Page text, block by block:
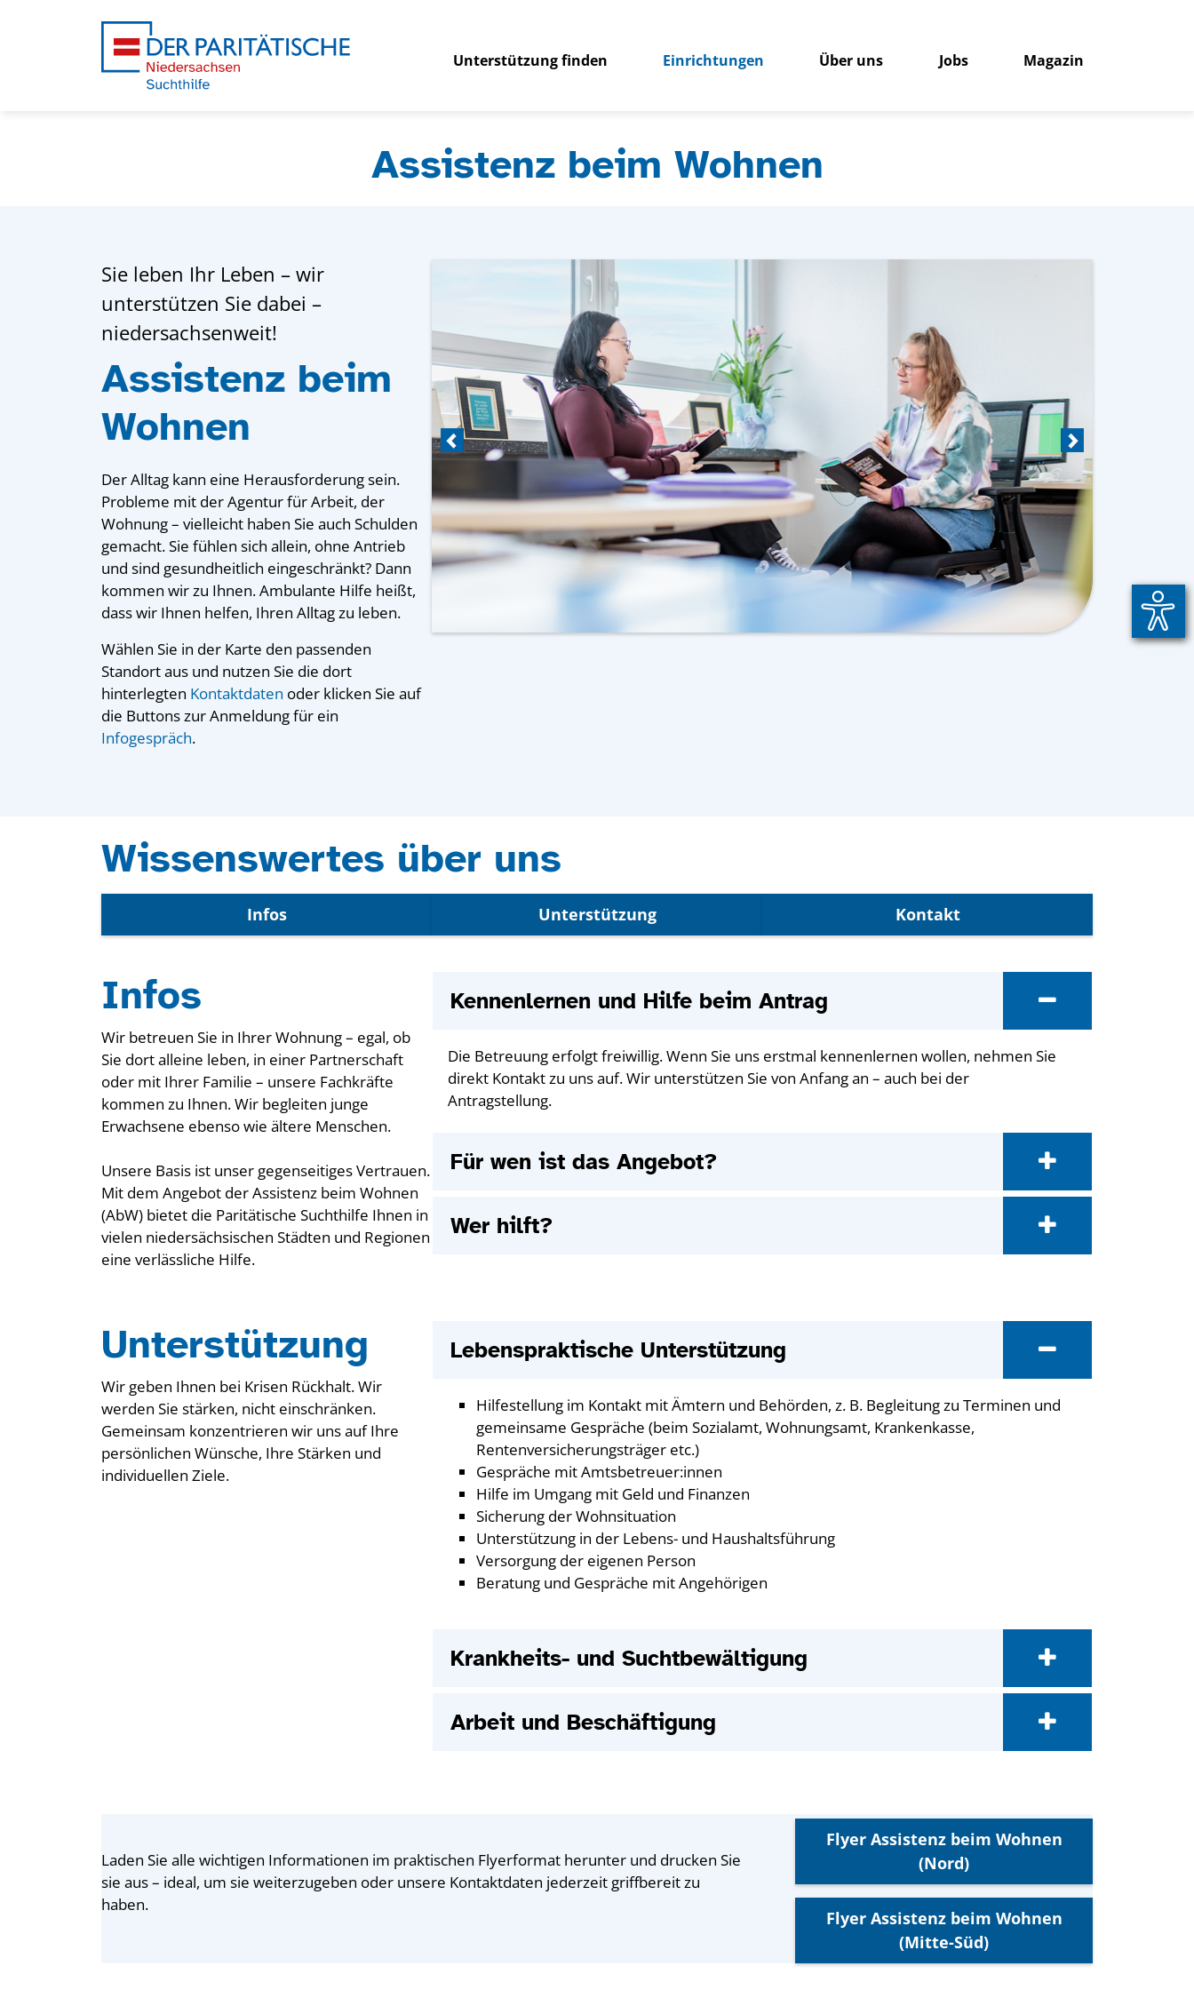
Unterstützung finden Einrichtungen Über uns Jobs Magazin
Assistenz beim Wohnen
Sie leben Ihr Leben – wir
unterstützen Sie dabei –
niedersachsenweit!
Assistenz beim
Wohnen
Der Alltag kann eine Herausforderung sein.
Probleme mit der Agentur für Arbeit, der
Wohnung – vielleicht haben Sie auch Schulden
gemacht. Sie fühlen sich allein, ohne Antrieb
und sind gesundheitlich eingeschränkt? Dann
kommen wir zu Ihnen. Ambulante Hilfe heißt,
dass wir Ihnen helfen, Ihren Alltag zu leben.
Wählen Sie in der Karte den passenden
Standort aus und nutzen Sie die dort
hinterlegten Kontaktdaten oder klicken Sie auf
die Buttons zur Anmeldung für ein
Infogespräch.
Wissenswertes über uns
Infos Unterstützung Kontakt
Infos
Wir betreuen Sie in Ihrer Wohnung – egal, ob
Sie dort alleine leben, in einer Partnerschaft
oder mit Ihrer Familie – unsere Fachkräfte
kommen zu Ihnen. Wir begleiten junge
Erwachsene ebenso wie ältere Menschen.
Unsere Basis ist unser gegenseitiges Vertrauen.
Mit dem Angebot der Assistenz beim Wohnen
(AbW) bietet die Paritätische Suchthilfe Ihnen in
vielen niedersächsischen Städten und Regionen
eine verlässliche Hilfe.
Kennenlernen und Hilfe beim Antrag
Die Betreuung erfolgt freiwillig. Wenn Sie uns erstmal kennenlernen wollen, nehmen Sie
direkt Kontakt zu uns auf. Wir unterstützen Sie von Anfang an – auch bei der
Antragstellung.
Für wen ist das Angebot?
Wer hilft?
Unterstützung
Wir geben Ihnen bei Krisen Rückhalt. Wir
werden Sie stärken, nicht einschränken.
Gemeinsam konzentrieren wir uns auf Ihre
persönlichen Wünsche, Ihre Stärken und
individuellen Ziele.
Lebenspraktische Unterstützung
Hilfestellung im Kontakt mit Ämtern und Behörden, z. B. Begleitung zu Terminen und
gemeinsame Gespräche (beim Sozialamt, Wohnungsamt, Krankenkasse,
Rentenversicherungsträger etc.)
Gespräche mit Amtsbetreuer:innen
Hilfe im Umgang mit Geld und Finanzen
Sicherung der Wohnsituation
Unterstützung in der Lebens- und Haushaltsführung
Versorgung der eigenen Person
Beratung und Gespräche mit Angehörigen
Krankheits- und Suchtbewältigung
Arbeit und Beschäftigung
Laden Sie alle wichtigen Informationen im praktischen Flyerformat herunter und drucken Sie
sie aus – ideal, um sie weiterzugeben oder unsere Kontaktdaten jederzeit griffbereit zu
haben.
Flyer Assistenz beim Wohnen
(Nord)
Flyer Assistenz beim Wohnen
(Mitte-Süd)